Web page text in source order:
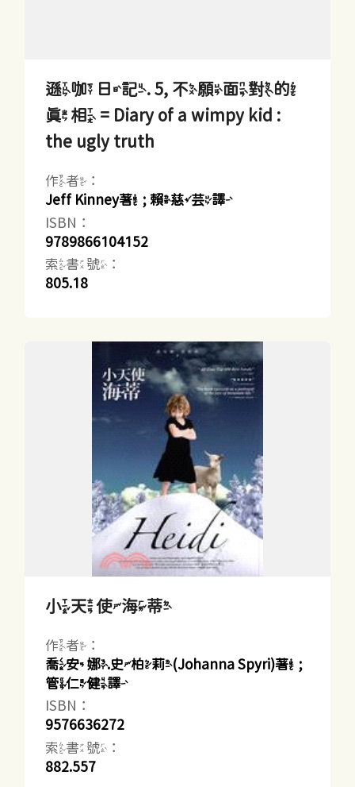
遜咖日記. 5, 不願面對的
真相 = Diary of a wimpy kid :
the ugly truth
作者：
Jeff Kinney著 ; 賴慈芸譯
ISBN：
9789866104152
索書號：
805.18
小天使海蒂
作者：
喬安娜.史柏莉(Johanna Spyri)著 ;
管仁健譯
ISBN：
9576636272
索書號：
882.557